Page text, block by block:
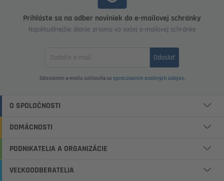
Prihláste sa na odber noviniek do e-mailovej schránky
Najaktuálnejšie dianie priamo vo vašej e-mailovej schránke
Odoslať
Odoslaním e-mailu súhlasíte so spracúvaním osobných údajov.
O SPOLOČNOSTI
DOMÁCNOSTI
PODNIKATELIA A ORGANIZÁCIE
VEĽKOODBERATELIA